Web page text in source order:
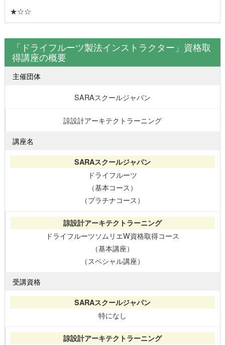
★☆☆
「ドライフルーツ製法インストラクター」資格取
得講座の概要
主催団体
SARAスクールジャパン
諒設計アーキテクトラーニング
講座名
ドライフルーツ
（基本コース）
（プラチナコース）
ドライフルーツソムリエW資格取得コース
（基本講座）
（スペシャル講座）
受講資格
特になし